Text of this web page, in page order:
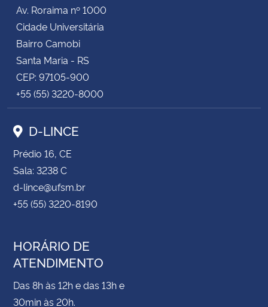
Av. Roraima nº 1000
Cidade Universitária
Bairro Camobi
Santa Maria - RS
CEP: 97105-900
+55 (55) 3220-8000
D-LINCE
Prédio 16, CE
Sala: 3238 C
d-lince@ufsm.br
+55 (55) 3220-8190
HORÁRIO DE
ATENDIMENTO
Das 8h às 12h e das 13h e
30min às 20h.